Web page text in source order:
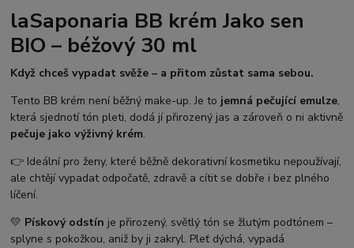
laSaponaria BB krém Jako sen
BIO – béžový 30 ml
Když chceš vypadat svěže – a přitom zůstat sama sebou.
Tento BB krém není běžný make-up. Je to jemná pečující emulze,
která sjednotí tón pleti, dodá jí přirozený jas a zároveň o ni aktivně
pečuje jako výživný krém.
👉 Ideální pro ženy, které běžně dekorativní kosmetiku nepoužívají,
ale chtějí vypadat odpočatě, zdravě a cítit se dobře i bez plného
líčení.
💛 Pískový odstín je přirozený, světlý tón se žlutým podtónem –
splyne s pokožkou, aniž by ji zakryl. Pleť dýchá, vypadá